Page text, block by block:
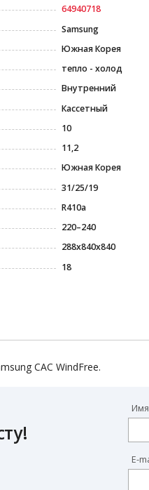
64940718
Samsung
Южная Корея
тепло - холод
Внутренний
Кассетный
10
11,2
Южная Корея
31/25/19
R410a
220–240
288x840x840
18
CAC WindFree.
Имя
E-